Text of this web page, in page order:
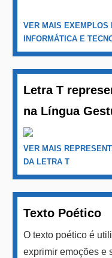
VER MAIS EXEMPLOS
INFORMÁTICA E
Letra T
na Língua
VER MAIS
DA LETRA T
Texto Poético
O texto poético é
exprimir emoções e